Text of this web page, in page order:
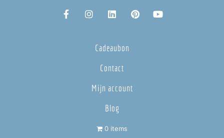
Cadeaubon
Contact
Mijn account
Blog
0 items